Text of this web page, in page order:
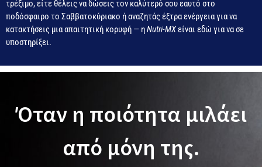
τρέξιμο, είτε θέλεις να δώσεις τον καλύτερό σου εαυτό στο
ποδόσφαιρο το Σαββατοκύριακο ή αναζητάς έξτρα ενέργεια για να
κατακτήσεις μια απαιτητική κορυφή — ηNutri-MXείναι εδώ για να σε
υποστηρίξει.
Όταν η ποιότητα μιλάει
από μόνη της.